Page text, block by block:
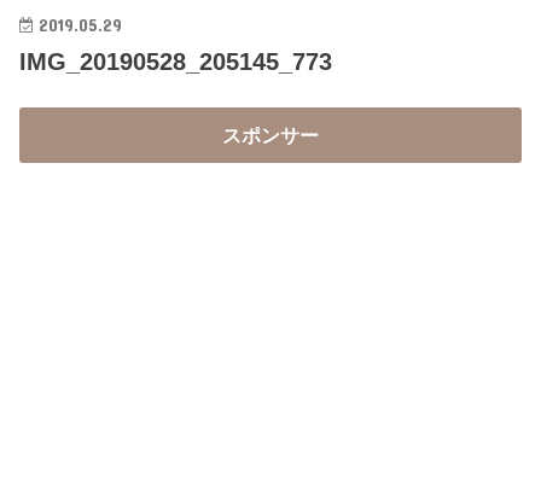
2019.05.29
IMG_20190528_205145_773
スポンサー